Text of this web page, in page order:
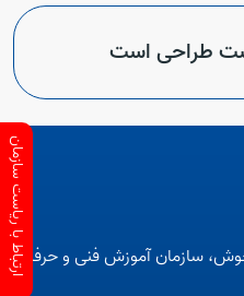
طراحی است
سازمان آموزش فنی و حرفه ارتباط با ریاست سازمان